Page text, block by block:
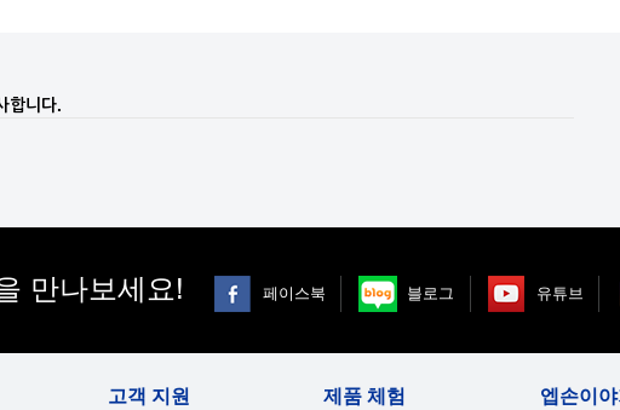
합니다.
만나보세요! 페이스북 블로그 유튜브
고객 지원 제품 체험 엡손이야